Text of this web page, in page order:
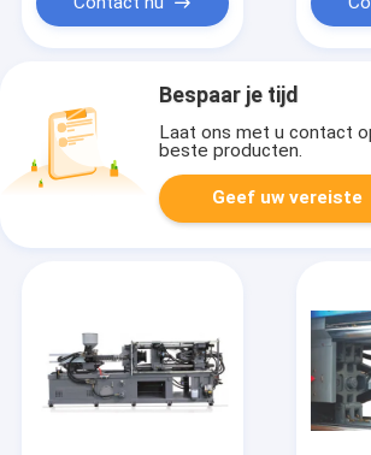
Bespaar je tijd
Laat ons met u contact
beste producten.
Geef uw vereiste